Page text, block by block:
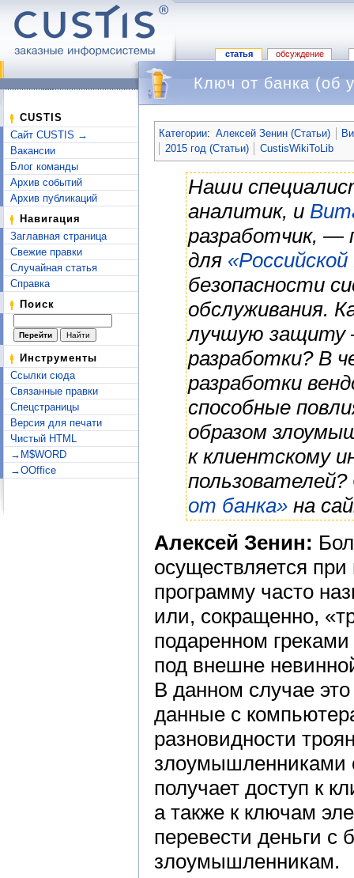
статья обсуждение
CUSTIS
Сайт CUSTIS →
Вакансии
Блог команды
Архив событий
Архив публикаций
Навигация
Заглавная страница
Свежие правки
Случайная статья
Справка
Поиск
Инструменты
Ссылки сюда
Связанные правки
Спецстраницы
Версия для печати
Чистый HTML
→M$WORD
→OOffice
Ключ от банка (об
Категории: Алексей Зенин (Статьи)
2015 год (Статьи)
CustisWikiToLib
Наши
аналитик, и
разработчик, —
для
безопасности
обслуживания.
лучшую защиту
разработки? В
разработки
способные
образом
к клиентскому
от банка» на
Алексей Зенин:
осуществляется
программу часто
или, сокращенно,
подаренном
под внешне
В данном случае
данные с
разновидности
злоумышленниками
получает доступ к
а также к ключам
перевести деньги с
злоумышленникам.